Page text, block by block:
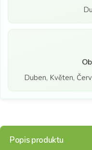
Duben, Květen,
Popis produktu